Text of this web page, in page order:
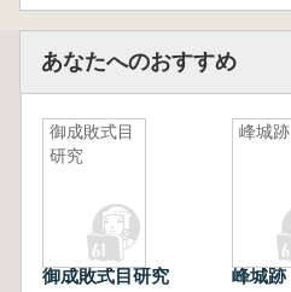
あなたへのおすすめ
御成敗式目
研究
御成敗式目研究
峰城跡
峰城跡